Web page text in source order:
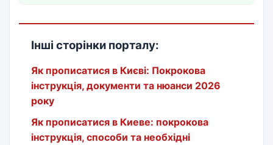
Інші сторінки порталу:
Як прописатися в Києві: Покрокова
інструкція, документи та нюанси 2026
року
Як прописатися в Киеве: покрокова
інструкція, способи та необхідні